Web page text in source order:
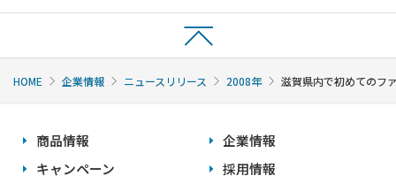
HOME 企業情報 ニュースリリース 2008年 滋賀県内で初めてのフ
商品情報
キャンペーン
企業情報
採用情報